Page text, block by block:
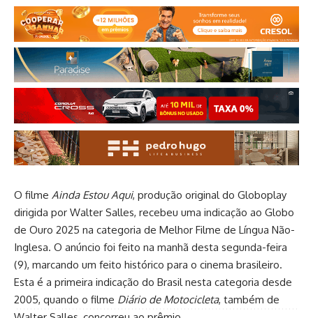
O filme Ainda Estou Aqui, produção original do Globoplay
dirigida por Walter Salles, recebeu uma indicação ao Globo
de Ouro 2025 na categoria de Melhor Filme de Língua Não-
Inglesa. O anúncio foi feito na manhã desta segunda-feira
(9), marcando um feito histórico para o cinema brasileiro.
Esta é a primeira indicação do Brasil nesta categoria desde
2005, quando o filme Diário de Motocicleta, também de